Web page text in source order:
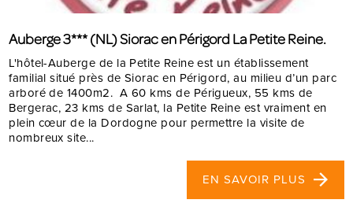
Auberge 3*** (NL) Siorac en Périgord La Petite Reine.
L'hôtel-Auberge de la Petite Reine est un établissement
familial situé près de Siorac en Périgord, au milieu d’un parc
arboré de 1400m2. A 60 kms de Périgueux, 55 kms de
Bergerac, 23 kms de Sarlat, la Petite Reine est vraiment en
plein cœur de la Dordogne pour permettre la visite de
nombreux site...
EN SAVOIR PLUS